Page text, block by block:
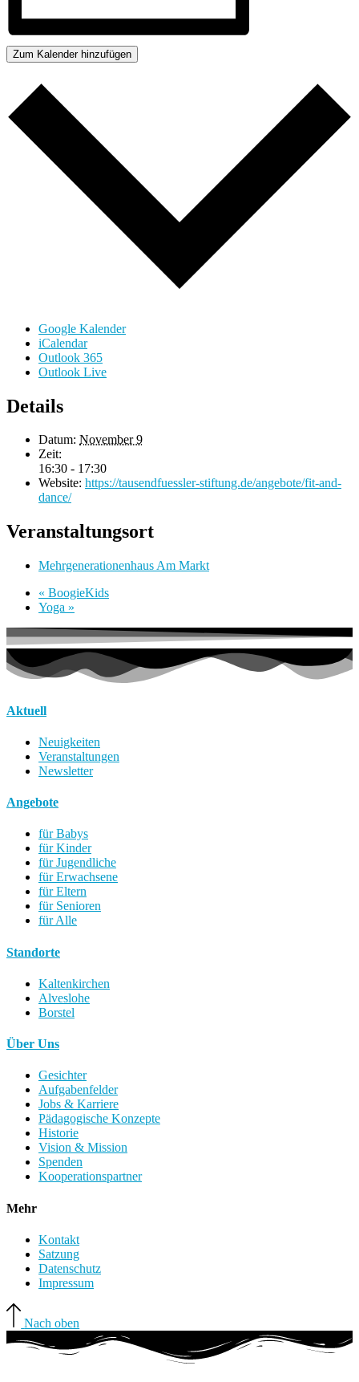
Zum Kalender hinzufügen
Google Kalender
iCalendar
Outlook 365
Outlook Live
Details
Datum: November 9
Zeit:
16:30 - 17:30
Website: https://tausendfuessler-stiftung.de/angebote/fit-and-
dance/
Veranstaltungsort
Mehrgenerationenhaus Am Markt
« BoogieKids
Yoga »
Aktuell
Neuigkeiten
Veranstaltungen
Newsletter
Angebote
für Babys
für Kinder
für Jugendliche
für Erwachsene
für Eltern
für Senioren
für Alle
Standorte
Kaltenkirchen
Alveslohe
Borstel
Über Uns
Gesichter
Aufgabenfelder
Jobs & Karriere
Pädagogische Konzepte
Historie
Vision & Mission
Spenden
Kooperationspartner
Mehr
Kontakt
Satzung
Datenschutz
Impressum
Nach oben